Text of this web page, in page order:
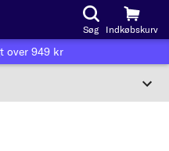
Søg Indkøbskurv
over 949 kr